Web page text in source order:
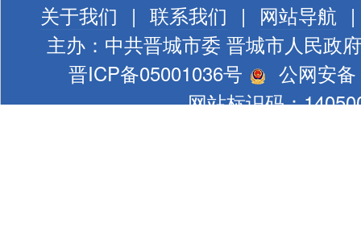
关于我们 | 联系我们 | 网站导航 |
主办：中共晋城市委 晋城市人民政府
晋ICP备05001036号
公网安
网站标识码：